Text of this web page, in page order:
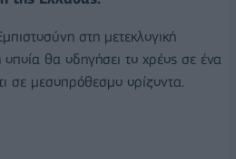
στη μετεκλογική
οποία θα οδηγήσει το χρέος σε ένα
σε μεσοπρόθεσμο ορίζοντα.